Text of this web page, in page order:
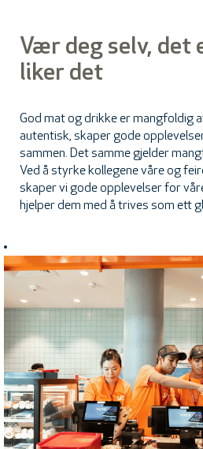
Vær deg selv, det
liker det
God mat og drikke er mangfoldig
autentisk, skaper gode
sammen. Det samme gjelder
Ved å styrke kollegene våre og
skaper vi gode opplevelser for
hjelper dem med å trives som ett